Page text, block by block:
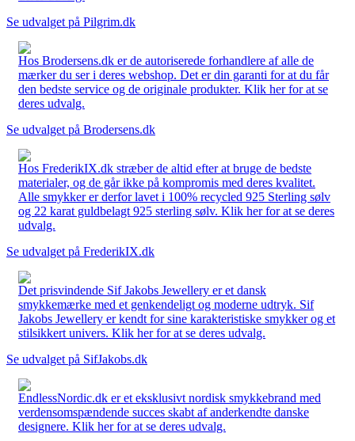
Se udvalget på Pilgrim.dk
Hos Brodersens.dk er de autoriserede forhandlere af alle de
mærker du ser i deres webshop. Det er din garanti for at du får
den bedste service og de originale produkter. Klik her for at se
deres udvalg.
Se udvalget på Brodersens.dk
Hos FrederikIX.dk stræber de altid efter at bruge de bedste
materialer, og de går ikke på kompromis med deres kvalitet.
Alle smykker er derfor lavet i 100% recycled 925 Sterling sølv
og 22 karat guldbelagt 925 sterling sølv. Klik her for at se deres
udvalg.
Se udvalget på FrederikIX.dk
Det prisvindende Sif Jakobs Jewellery er et dansk
smykkemærke med et genkendeligt og moderne udtryk. Sif
Jakobs Jewellery er kendt for sine karakteristiske smykker og et
stilsikkert univers. Klik her for at se deres udvalg.
Se udvalget på SifJakobs.dk
EndlessNordic.dk er et eksklusivt nordisk smykkebrand med
verdensomspændende succes skabt af anderkendte danske
designere. Klik her for at se deres udvalg.